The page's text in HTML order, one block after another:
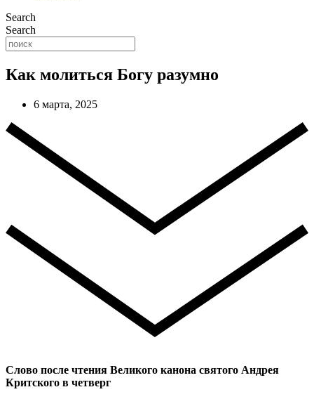
Search
Search
Как молиться Богу разумно
6 марта, 2025
Слово после чтения Великого канона святого Андрея
Критского в четверг